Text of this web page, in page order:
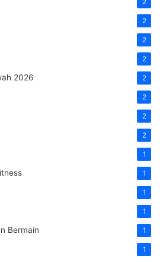
2
2
2
2026 2
2
2
2
1
1
1
1
Bermain 1
1